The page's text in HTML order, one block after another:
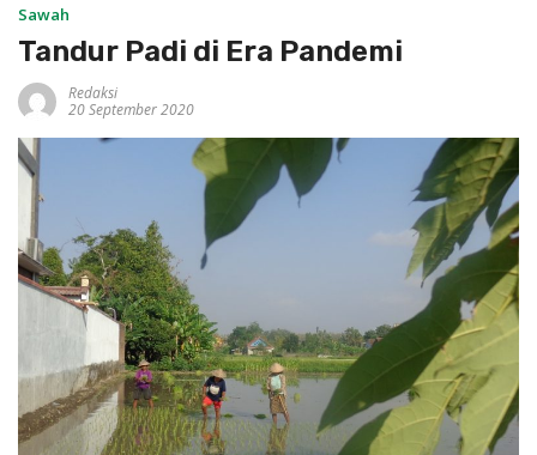
Sawah
Tandur Padi di Era Pandemi
Redaksi
20 September 2020